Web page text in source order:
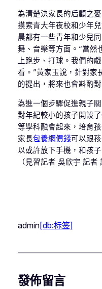
為清楚決家長的后顧之
摸索青大年夜校和少年
晨都有一些青年和少兒
舞、音樂等方面。“當然
上跑步、打球。我們的
看。”黃家玉說，針對家
的提出，將來也會斟酌
為進一個步驟促進親子
對年紀較小的孩子開設
等學科融會起來，培育
家長包養網價錢可以跟
以或許放下手機，和孩
（見習記者 吳欣宇 記者
admin[db:标签]
發佈留言